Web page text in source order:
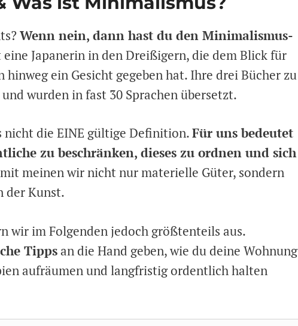
Wenn nein, dann hast du den Minimalismus-
Japanerin in den Dreißigern, die dem Blick für
hinweg ein Gesicht gegeben hat. Ihre drei Bücher zu
wurden in fast 30 Sprachen übersetzt.
die EINE gültige Definition.Für uns bedeutet
zu beschränken, dieses zu ordnen und sich
meinen wir nicht nur materielle Güter, sondern
der Kunst.
wir im Folgenden jedoch größtenteils aus.
Tippsan die Hand geben, wie du deine Wohnung
aufräumen und langfristig ordentlich halten